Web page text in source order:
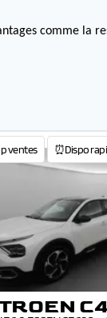
comme la
ventes ⏰Dispo